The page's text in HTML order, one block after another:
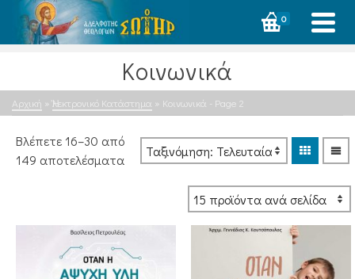
0
Κοινωνικά
Αρχική » Ἠλεκτρονικό Κατάστημα » Κοινωνικά - Page 2
Βλέπετε 16–30 από
149 αποτελέσματαSorted